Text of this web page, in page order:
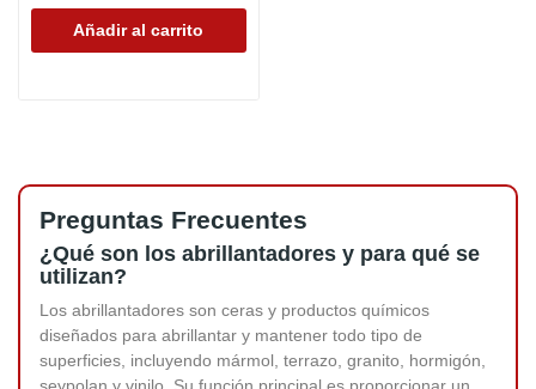
Añadir al carrito
Preguntas Frecuentes
¿Qué son los abrillantadores y para qué se
utilizan?
Los abrillantadores son ceras y productos químicos
diseñados para abrillantar y mantener todo tipo de
superficies, incluyendo mármol, terrazo, granito, hormigón,